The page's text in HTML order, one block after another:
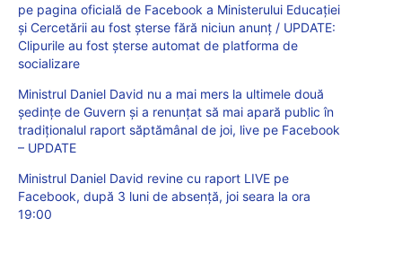
pe pagina oficială de Facebook a Ministerului Educației
și Cercetării au fost șterse fără niciun anunț / UPDATE:
Clipurile au fost șterse automat de platforma de
socializare
Ministrul Daniel David nu a mai mers la ultimele două
ședințe de Guvern și a renunțat să mai apară public în
tradiționalul raport săptămânal de joi, live pe Facebook
– UPDATE
Ministrul Daniel David revine cu raport LIVE pe
Facebook, după 3 luni de absență, joi seara la ora
19:00